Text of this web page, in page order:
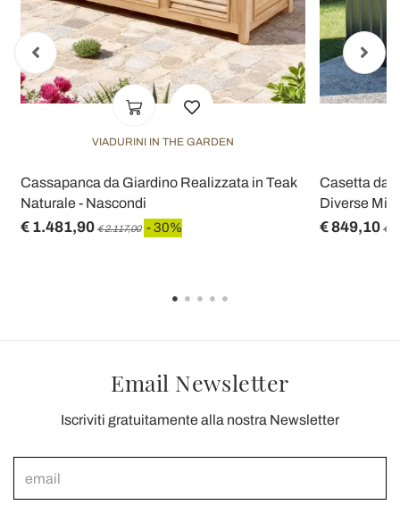
VIADURINI IN THE GARDEN
Cassapanca da Giardino Realizzata in Teak
Naturale - Nascondi
€ 1.481,90 € 2.117,00 - 30%
Casetta da
Diverse
€ 849,10 €
Email Newsletter
Iscriviti gratuitamente alla nostra Newsletter